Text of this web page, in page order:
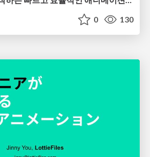
0 130